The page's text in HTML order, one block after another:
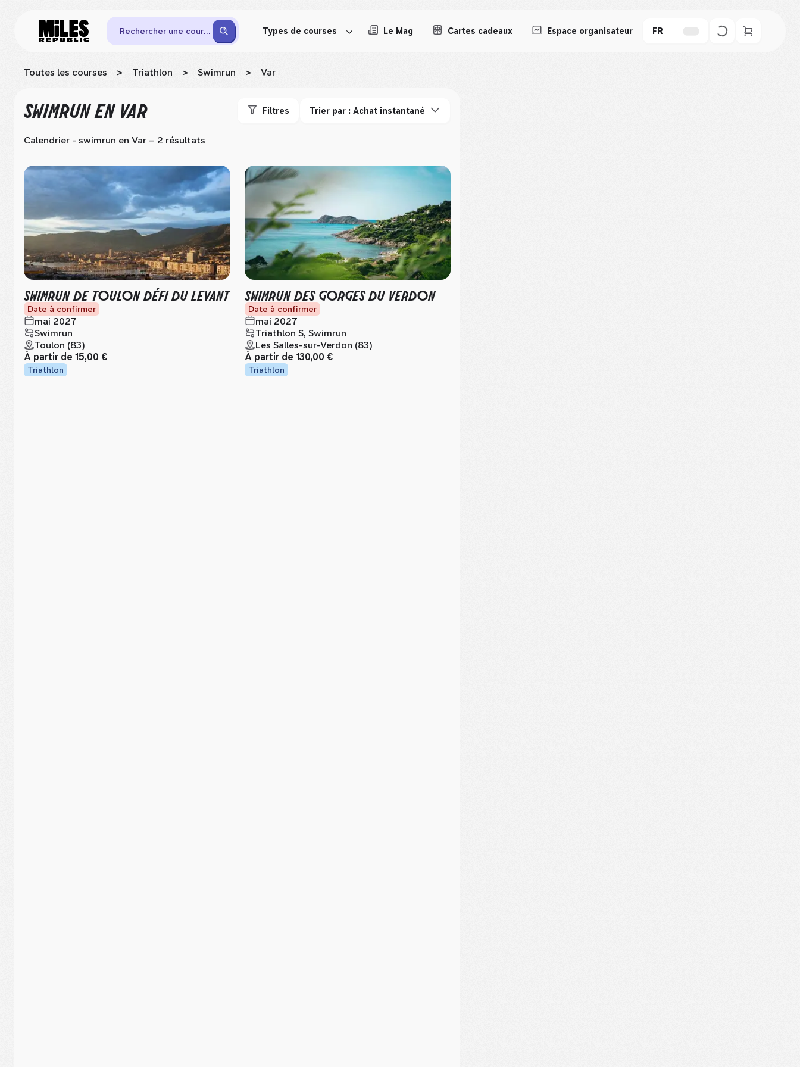
Rechercher une course Types de courses Le Mag Cartes cadeaux Espace organisateur FR
Toutes les courses > Triathlon > Swimrun > Var
SWIMRUNEN VAR Filtres Trier par : Achat instantané
Calendrier - swimrun en Var – 2 résultats
SWIMRUN DE TOULON DÉFI DU LEVANT
Date à confirmer
mai 2027
Swimrun
Toulon (83)
À partir de 15,00 €
Triathlon
SWIMRUN DES GORGES DU VERDON
Date à confirmer
mai 2027
Triathlon S, Swimrun
Les Salles-sur-Verdon (83)
À partir de 130,00 €
Triathlon